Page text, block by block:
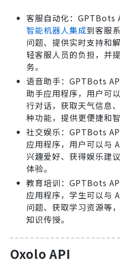
客服自动化：GPTBots
智能机器人集成到客服
问题、提供实时支持和
轻客服人员的负担，并
务。
语音助手：GPTBots
助手应用程序，用户可
行对话，获取天气信息
种功能，提供更便捷和
社交娱乐：GPTBots
应用程序，用户可以与
兴趣爱好、获得娱乐建
体验。
教育培训：GPTBots
应用程序，学生可以与
问题、获取学习资源等
知识传授。
Oxolo API